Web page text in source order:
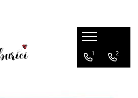
1 2